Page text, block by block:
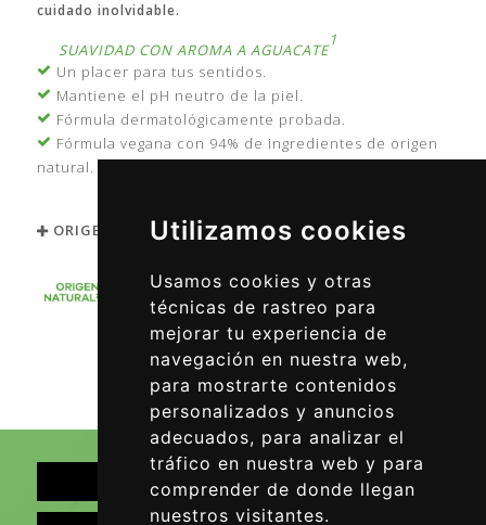
Utilizamos cookies
Usamos cookies y otras
técnicas de rastreo para
mejorar tu experiencia de
navegación en nuestra web,
para mostrarte contenidos
personalizados y anuncios
adecuados, para analizar el
tráfico en nuestra web y para
comprender de donde llegan
nuestros visitantes.
cuidado inolvidable.
SUAVIDAD CON AROMA A AGUACATE
1
Un placer para tus sentidos.
Mantiene el pH neutro de la piel.
Fórmula dermatológicamente probada.
Fórmula vegana con 94% de ingredientes de origen
natural.
ORIGEN E INGREDIENTES
1 Perfume con aroma a Aguacate
2 Según norma ISO 16128, incluyendo agua
4 Excluyendo el tapón y la etiqueta